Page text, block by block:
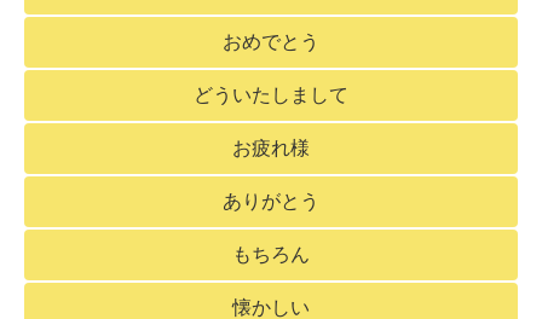
おめでとう
どういたしまして
お疲れ様
ありがとう
もちろん
懐かしい